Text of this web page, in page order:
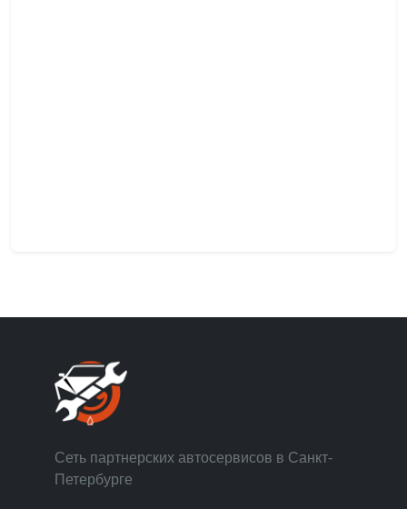
Сеть партнерских автосервисов в Санкт-
Петербурге